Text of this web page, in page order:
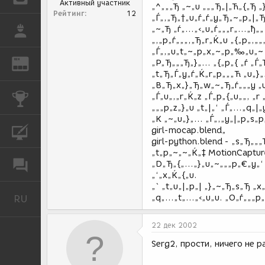
REN
RU
Активный участник
Рейтинг
12
„^„„„Ђ „~„u „„„Ђ„|„Ћ„{„Ђ
„~„Ђ
„‚„p„ѓ„„„‚„Ђ„r„Ќ„u
„Ѓ„‚„u„t„~„p„x„~„p„‰„u„~
„P„Ђ„„„Ђ„}„… „{„p„{ „ѓ
„t„Ђ„Ѓ„y„ѓ„Ќ„r„p„„„Ћ
„B„Ђ„x„}„Ђ„w„~„Ђ„ѓ„„„y
„Ѓ„u„‚„r„Ќ„z „Ѓ„p„{„u„„,
„„„p„z„}„u „t„|„‘
„K „~„u„}„…
girl-mocap.blend„
girl-python.blend -
„t„p„~„~„Ќ„‡
„‘„x„Ќ„{„u.
„` „t„u„|„p„| „}„~„Ђ„s„Ђ
„q„…„t„…„‹„u„u.
22 дек 2002
Serg2, прости, ничего не